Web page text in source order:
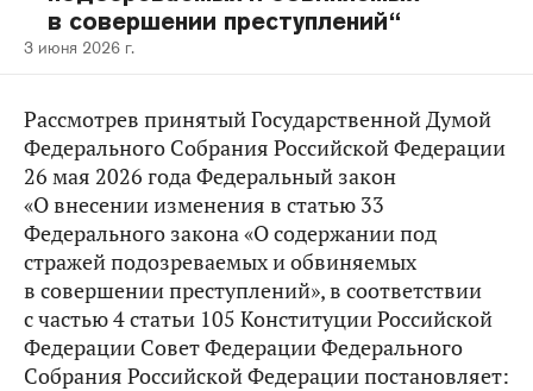
в совершении преступлений“
3 июня 2026 г.
Рассмотрев принятый Государственной Думой
Федерального Собрания Российской Федерации
26 мая 2026 года Федеральный закон
«О внесении изменения в статью 33
Федерального закона «О содержании под
стражей подозреваемых и обвиняемых
в совершении преступлений», в соответствии
с частью 4 статьи 105 Конституции Российской
Федерации Совет Федерации Федерального
Собрания Российской Федерации постановляет: